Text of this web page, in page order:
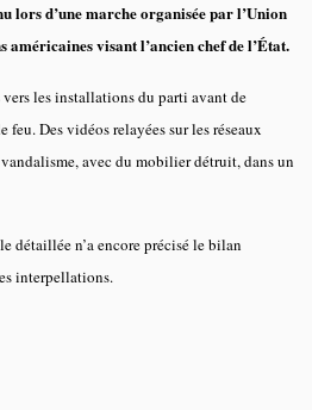
lors d’une marche organisée par l’Union
américaines visant l’ancien chef de l’État.
les installations du parti avant de
feu. Des vidéos relayées sur les réseaux
avec du mobilier détruit, dans un
n’a encore précisé le bilan
interpellations.